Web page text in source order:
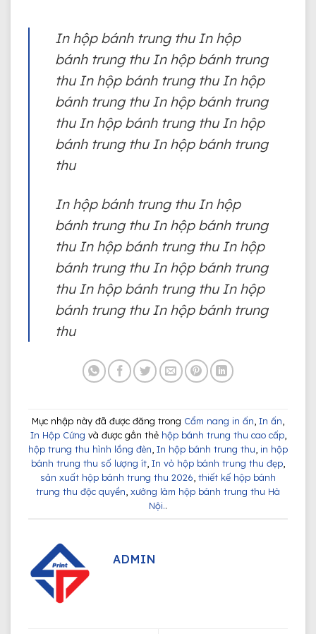
In hộp bánh trung thu In hộp
bánh trung thu In hộp bánh trung
thu In hộp bánh trung thu In hộp
bánh trung thu In hộp bánh trung
thu In hộp bánh trung thu In hộp
bánh trung thu In hộp bánh trung
thu
In hộp bánh trung thu In hộp
bánh trung thu In hộp bánh trung
thu In hộp bánh trung thu In hộp
bánh trung thu In hộp bánh trung
thu In hộp bánh trung thu In hộp
bánh trung thu In hộp bánh trung
thu
Mục nhập này đã được đăng trong Cẩm nang in ấn, In ấn,
In Hộp Cứng và được gắn thẻ hộp bánh trung thu cao cấp,
hộp trung thu hình lồng đèn, In hộp bánh trung thu, in hộp
bánh trung thu số lượng ít, In vỏ hộp bánh trung thu đẹp,
sản xuất hộp bánh trung thu 2026, thiết kế hộp bánh
trung thu độc quyền, xưởng làm hộp bánh trung thu Hà
Nội..
ADMIN